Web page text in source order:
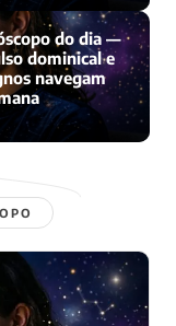
do dia —
dominical e
navegam